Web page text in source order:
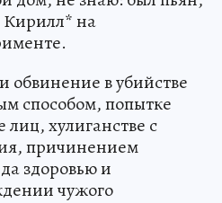
Кирилл* на
обвинение в убийстве
способом, попытке
лиц, хулиганстве с
причинением
здоровью и
чужого